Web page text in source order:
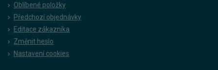
Oblíbené položky
Předchozí objednávky
Editace zákazníka
Změnit heslo
Nastavení cookies